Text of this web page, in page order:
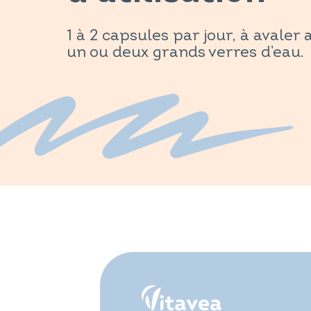
1 à 2 capsules par jour, à avaler
un ou deux grands verres d’eau.